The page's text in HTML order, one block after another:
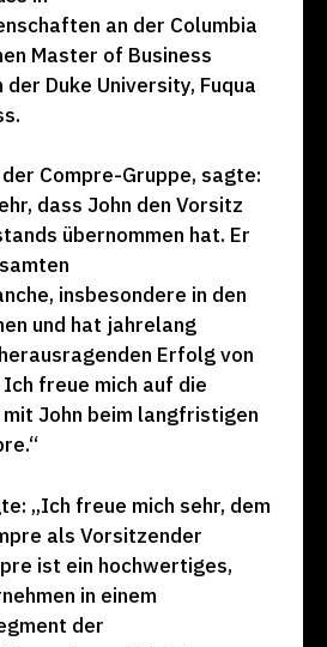
an der Columbia
Master of Business
Duke University, Fuqua
Compre-Gruppe, sagte:
dass John den Vorsitz
übernommen hat. Er
insbesondere in den
und hat jahrelang
Erfolg von
freue mich auf die
John beim langfristigen
„Ich freue mich sehr, dem
als Vorsitzender
ist ein hochwertiges,
in einem
der